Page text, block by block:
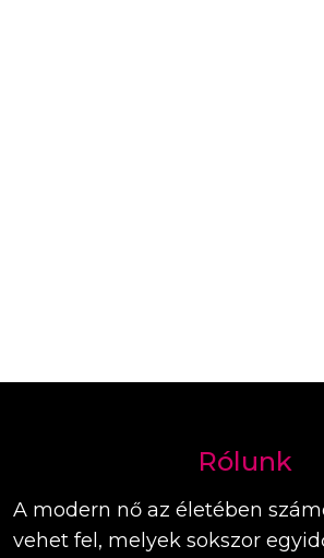
Rólunk
A modern nő az életében
vehet fel, melyek sokszor